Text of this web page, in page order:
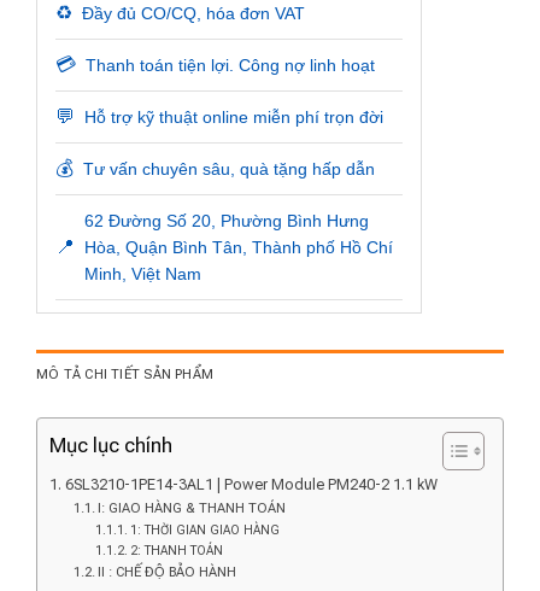
♻️ Đầy đủ CO/CQ, hóa đơn VAT
💳 Thanh toán tiện lợi. Công nợ linh hoạt
💬 Hỗ trợ kỹ thuật online miễn phí trọn đời
💰 Tư vấn chuyên sâu, quà tặng hấp dẫn
📍
62 Đường Số 20, Phường Bình Hưng
Hòa, Quận Bình Tân, Thành phố Hồ Chí
Minh, Việt Nam
MÔ TẢ CHI TIẾT SẢN PHẨM
Mục lục chính
6SL3210-1PE14-3AL1 | Power Module PM240-2 1.1 kW
I: GIAO HÀNG & THANH TOÁN
1: THỜI GIAN GIAO HÀNG
2: THANH TOÁN
II : CHẾ ĐỘ BẢO HÀNH